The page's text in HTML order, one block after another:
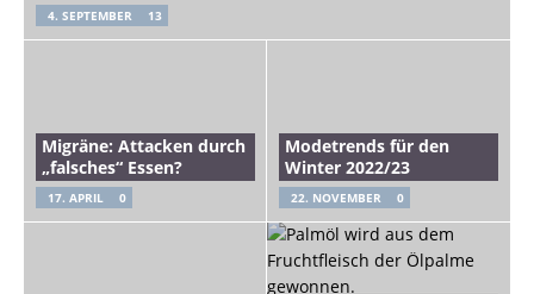
4. SEPTEMBER 13
Migräne: Attacken durch
„falsches“ Essen?
17. APRIL 0
Modetrends für den
Winter 2022/23
22. NOVEMBER 0